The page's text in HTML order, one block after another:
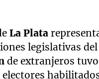
La Plata
legislativas del
de extranjeros